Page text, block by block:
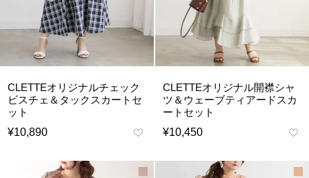
CLETTEオリジナルチェック
ビスチェ＆タックスカートセ
ット
¥10,890
CLETTEオリジナル開襟シャ
ツ＆ウェーブティアードスカ
ートセット
¥10,450